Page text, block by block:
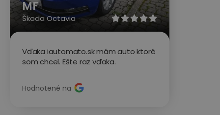

MF
Škoda Octavia
Vďaka iautomato.sk mám auto ktoré
som chcel. Ešte raz vďaka.
Hodnotené na